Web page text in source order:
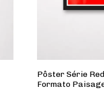
Pôster Série
Formato